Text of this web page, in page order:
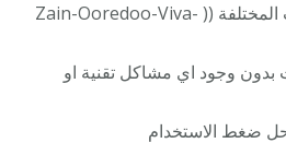
يعمل مع كل انواع الشركات المختلفة (( Zain-Ooredoo-Viva-
بدون وجود اي مشاكل تقنية او
ضغط الاستخدام